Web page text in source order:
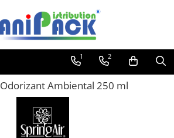
1 2
Ambiental 250 ml